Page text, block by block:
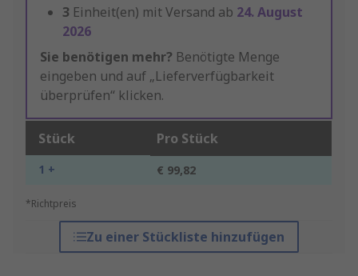
3 Einheit(en) mit Versand ab 24. August
2026
Sie benötigen mehr? Benötigte Menge
eingeben und auf „Lieferverfügbarkeit
überprüfen“ klicken.
Stück Pro Stück
1 + € 99,82
*Richtpreis
Zu einer Stückliste hinzufügen